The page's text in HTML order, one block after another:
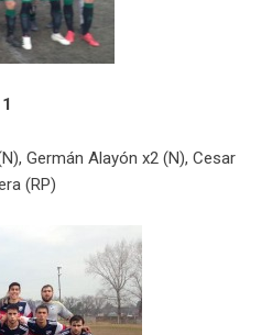
Germán Alayón x2 (N), Cesar
(RP)